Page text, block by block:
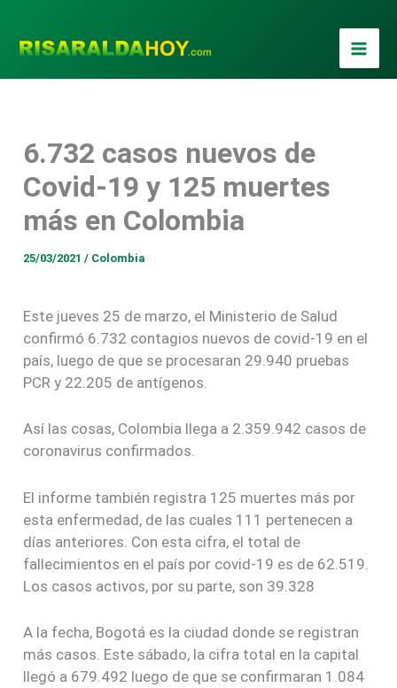
contenido
6.732 casos nuevos de
Covid-19 y 125 muertes
más en Colombia
25/03/2021/ Colombia
Este jueves 25 de marzo, el Ministerio de Salud
confirmó 6.732 contagios nuevos de covid-19 en el
país, luego de que se procesaran 29.940 pruebas
PCR y 22.205 de antígenos.
Así las cosas, Colombia llega a 2.359.942 casos de
coronavirus confirmados.
El informe también registra 125 muertes más por
esta enfermedad, de las cuales 111 pertenecen a
días anteriores. Con esta cifra, el total de
fallecimientos en el país por covid-19 es de 62.519.
Los casos activos, por su parte, son 39.328
A la fecha, Bogotá es la ciudad donde se registran
más casos. Este sábado, la cifra total en la capital
llegó a 679.492 luego de que se confirmaran 1.084